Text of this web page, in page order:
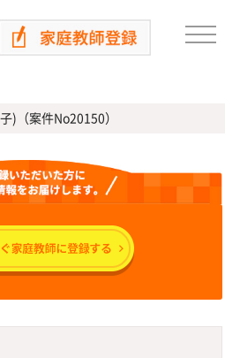
)（案件No20150）